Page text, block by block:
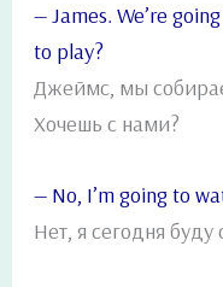
— James. We’re
to play?
Джеймс, мы
Хочешь с нами?
— No, I’m going to
Нет, я сегодня буду